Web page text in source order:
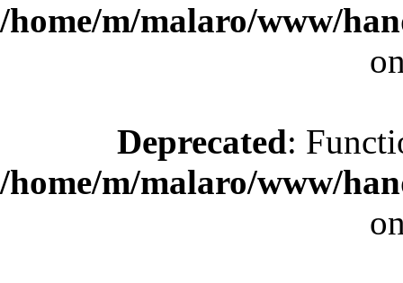
/home/m/malaro/www/
Deprecated:
/home/m/malaro/www/